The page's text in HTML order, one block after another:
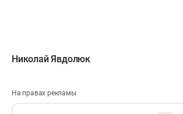
Николай Явдолюк
На правах рекламы